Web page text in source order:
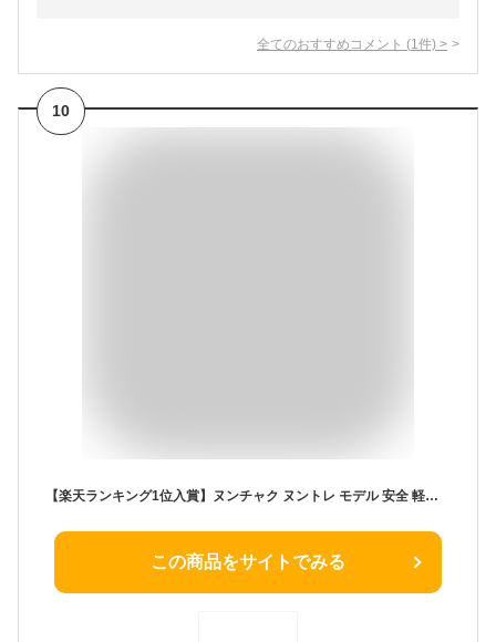
全てのおすすめコメント (1 件) >
10
【楽天ランキング1位入賞】ヌンチャク ヌントレ モデル 安全 軽い ウレタン製
この商品をサイトでみる